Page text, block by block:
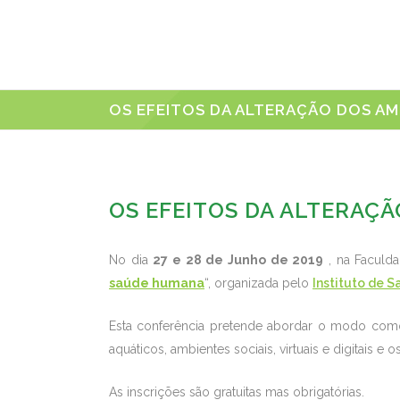
OS EFEITOS DA ALTERAÇÃO DOS
OS EFEITOS DA
No dia 27 e 28 de Junho de 2019 , na
saúde humana“, organizada pelo Instituto de
Esta conferência pretende abordar o modo
aquáticos, ambientes sociais, virtuais e digitais e
As inscrições são gratuitas mas obrigatórias.